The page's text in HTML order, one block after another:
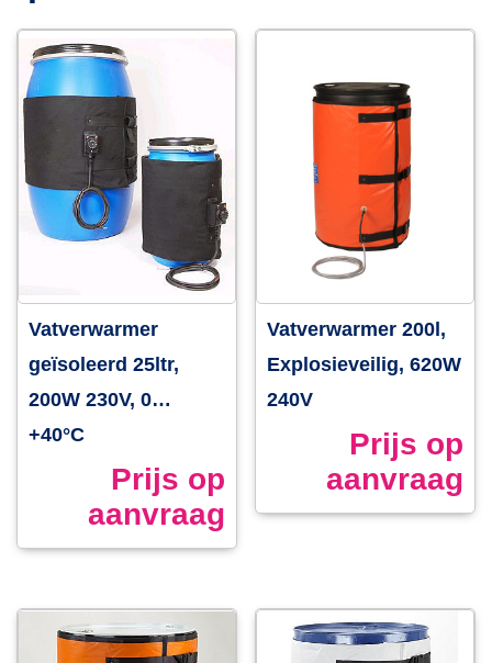
Vatverwarmer
geïsoleerd 25ltr,
200W 230V, 0…
+40°C
Prijs op
aanvraag
Vatverwarmer 200l,
Explosieveilig, 620W
240V
Prijs op
aanvraag